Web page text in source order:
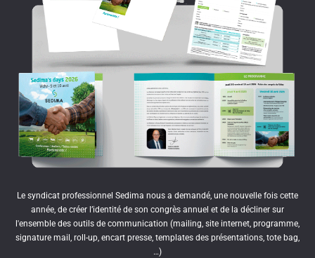
Le syndicat professionnel Sedima nous a demandé, une nouvelle fois cette
année, de créer l’identité de son congrès annuel et de la décliner sur
l'ensemble des outils de communication (mailing, site internet, programme,
signature mail, roll-up, encart presse, templates des présentations, tote bag,
…)